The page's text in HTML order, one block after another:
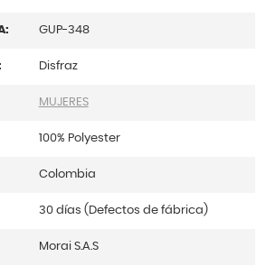
GUP-348
Disfraz
MUJERES
100% Polyester
Colombia
30 días (Defectos de fábrica)
Morai S.A.S